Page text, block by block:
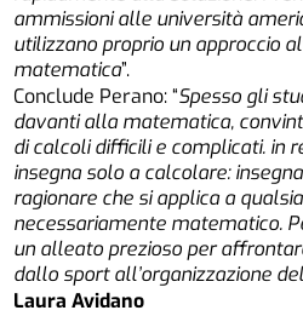
ammissioni alle università
utilizzano proprio un approccio
matematica”.
Conclude Perano: “Spesso gli
davanti alla matematica,
di calcoli difficili e complicati. in
insegna solo a calcolare:
ragionare che si applica a
necessariamente matematico.
un alleato prezioso per
dallo sport all’organizzazione
Laura Avidano